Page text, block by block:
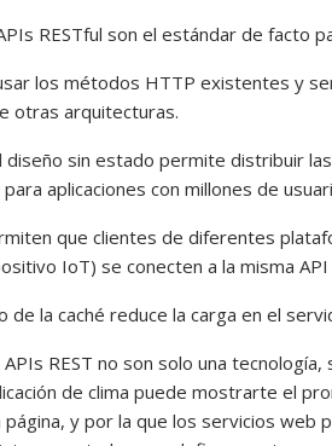
RESTful son el estándar de facto
los métodos HTTP existentes y
otras arquitecturas.
diseño sin estado permite distribuir
aplicaciones con millones de
que clientes de diferentes
IoT) se conecten a la misma
de la caché reduce la carga en el
REST no son solo una
de clima puede mostrarte el
y por la que los servicios web